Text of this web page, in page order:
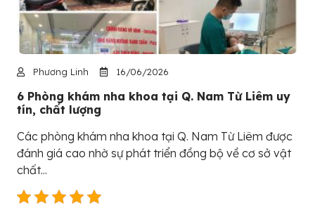
Phương Linh 16/06/2026
6 Phòng khám nha khoa tại Q. Nam Từ Liêm uy
tín, chất lượng
Các phòng khám nha khoa tại Q. Nam Từ Liêm được
đánh giá cao nhờ sự phát triển đồng bộ về cơ sở vật
chất...